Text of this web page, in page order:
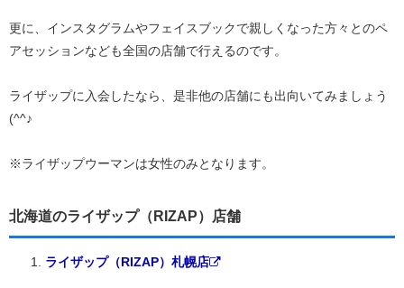
更に、インスタグラムやフェイスブックで親しくなった方々とのペ
アセッションなども全国の店舗で行えるのです。
ライザップに入会したなら、是非他の店舗にも出向いてみましょう
(^^♪
※ライザップウーマンは女性のみとなります。
北海道のライザップ（RIZAP）店舗
ライザップ（RIZAP）札幌店